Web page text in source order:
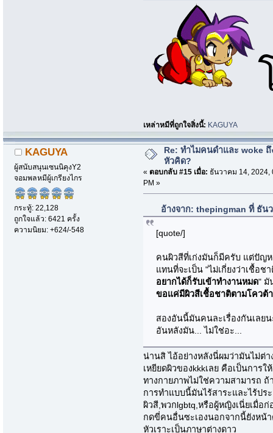
เหล่าหมีที่ถูกใจสิ่งนี้: KAGUYA
KAGUYA
ผู้สนับสนุนเซนนิคุงY2
จอมพลหมีผู้เกรียงไกร
กระทู้: 22,128
ถูกใจแล้ว: 6421 ครั้ง
ความนิยม: +624/-548
Re: ทำไมคนดำและ woke ถึ
หัวคิด?
« ตอบกลับ #15 เมื่อ: ธันวาคม 14, 2024,
PM »
อ้างจาก: thepingman ที่ ธัน
[quote/]
คนผิวสีที่เก่งมันก็มีครับ แต่ปัญ
แทนที่จะเป็น "ไม่เกี่ยงว่าเชื้อช
อยากได้ก็รับเข้าทำงานหมด" มั
ขอแค่มีผิวสีเชื้อชาติตามโควต้
สองอันนี้มันคนละเรื่องกันเลย
อันหลังมัน... ไม่ใช่อะ...
น่านสิ ไอ้อย่างหลังนี่ผมว่ามันไม่ต่
เหยียดผิวของkkkเลย คือเป็นการ
ทางกายภาพไม่ใช่ความสามารถ
การทำแบบนี้มันไร้สาระและไร้ป
ผิวสี,พวกlgbtq,หรือผู้หญิงเนี่ยเมื่
กดขี่คนอื่นซะเองนอกจากนี้ยังหน้
หัวเราะเป็นภาษาต่างดาว